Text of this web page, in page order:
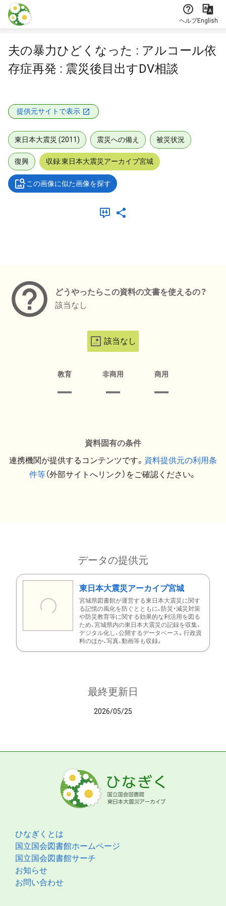
本文に飛ぶ
ヘルプEnglish
夫の暴力ひどくなった : アルコール依
存症再発 : 震災後目出すDV相談
提供元サイトで表示
東日本大震災 (2011) 震災への備え 被災状況
復興 収録:東日本大震災アーカイブ宮城
この画像に似た画像を探す
どうやったらこの資料の文書を使えるの？
該当なし
該当なし
教育 非商用 商用
資料固有の条件
連携機関が提供するコンテンツです。 資料提供元の利用条
件等（外部サイトへリンク）をご確認ください。
データの提供元
東日本大震災アーカイブ宮城
宮城県図書館が運営する東日本大震災に関す
る記憶の風化を防ぐとともに、防災・減災対策
や防災教育等に関する効果的な利活用を図る
ため、宮城県内の東日本大震災の記録を収集、
デジタル化し、公開するデータベース。行政資
料のほか、写真、動画等も収録。
最終更新日
2026/05/25
ひなぎくとは
国立国会図書館ホームページ
国立国会図書館サーチ
お知らせ
お問い合わせ